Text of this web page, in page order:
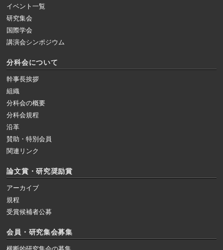
イベント一覧
研究集会
国際学会
講演会シンポジウム
分科会について
幹事長挨拶
組織
分科会の概要
分科会規程
沿革
賛助・特別会員
関連リンク
論文賞・研究奨励賞
アーカイブ
規程
受賞候補者公募
会員・研究集会募集